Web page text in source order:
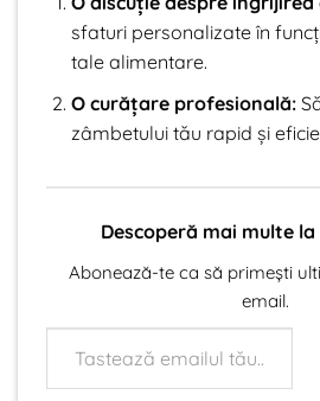
sfaturi personalizate în
tale alimentare.
O curățare profesională:
zâmbetului tău rapid și
Descoperă mai multe
Abonează-te ca să primești
email.
Tastează emailul tău...